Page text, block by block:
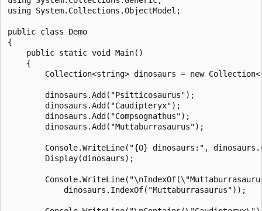
using System.Collections.ObjectModel;
public class Demo
{
    public static void Main()
    {
Collection<string> dinosaurs = new
        dinosaurs.Add("Psitticosaurus");
        dinosaurs.Add("Caudipteryx");
        dinosaurs.Add("Compsognathus");
        dinosaurs.Add("Muttaburrasaurus");
Console.WriteLine("{0} dinosaurs:",
        Display(dinosaurs);
            dinosaurs.IndexOf("Muttaburrasaurus"));